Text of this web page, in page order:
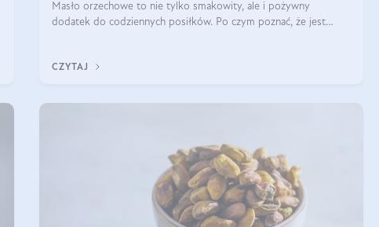
Masło orzechowe to nie tylko smakowity, ale i pożywny
dodatek do codziennych posiłków. Po czym poznać, że jest
CZYTAJ